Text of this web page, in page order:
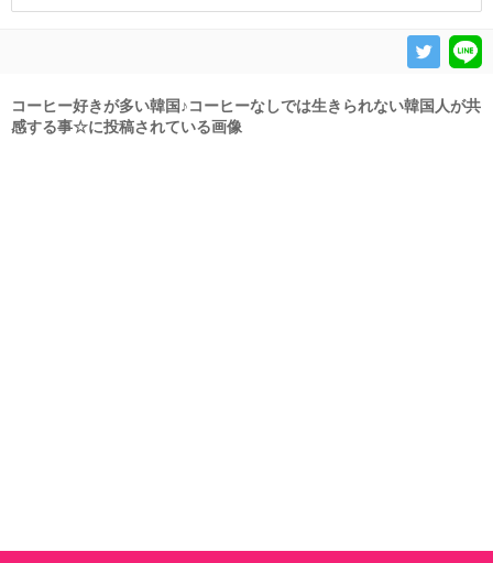
コーヒー好きが多い韓国♪コーヒーなしでは生きられない韓国人が共
感する事☆に投稿されている画像